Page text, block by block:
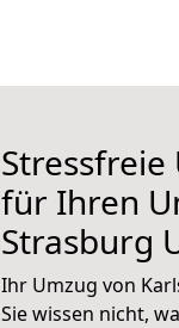
für Ihren
Strasburg
Ihr Umzug von
Sie wissen nicht,